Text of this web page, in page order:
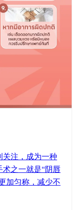
关注，成为一种
术之一就是“阴唇
加匀称，减少不